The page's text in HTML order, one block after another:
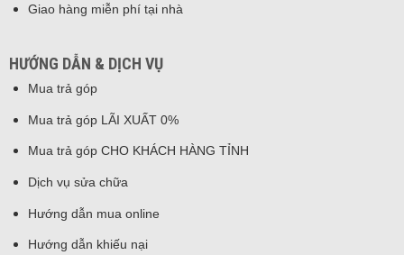
Giao hàng miễn phí tại nhà
HƯỚNG DẪN & DỊCH VỤ
Mua trả góp
Mua trả góp LÃI XUẤT 0%
Mua trả góp CHO KHÁCH HÀNG TỈNH
Dịch vụ sửa chữa
Hướng dẫn mua online
Hướng dẫn khiếu nại